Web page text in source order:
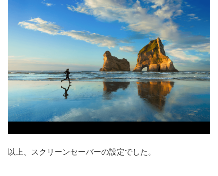
以上、スクリーンセーバーの設定でした。